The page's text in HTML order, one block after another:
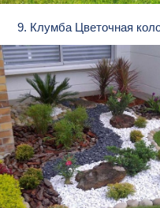
9. Клумба Цветочная